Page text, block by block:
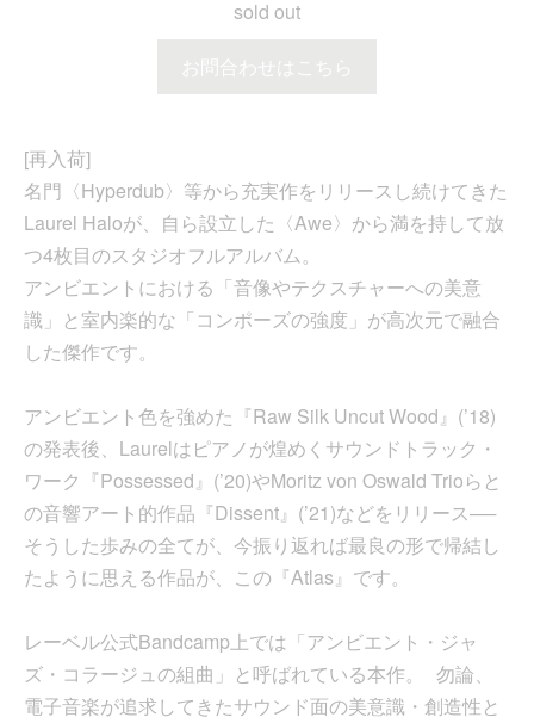
sold out
お問合わせはこちら
[再入荷]
名門〈Hyperdub〉等から充実作をリリースし続けてきた
Laurel Haloが、自ら設立した〈Awe〉から満を持して放
つ4枚目のスタジオフルアルバム。
アンビエントにおける「音像やテクスチャーへの美意
識」と室内楽的な「コンポーズの強度」が高次元で融合
した傑作です。
アンビエント色を強めた『Raw Silk Uncut Wood』(’18)
の発表後、Laurelはピアノが煌めくサウンドトラック・
ワーク『Possessed』(’20)やMoritz von Oswald Trioらと
の音響アート的作品『Dissent』(’21)などをリリース──
そうした歩みの全てが、今振り返れば最良の形で帰結し
たように思える作品が、この『Atlas』です。
レーベル公式Bandcamp上では「アンビエント・ジャ
ズ・コラージュの組曲」と呼ばれている本作。 勿論、
電子音楽が追求してきたサウンド面の美意識・創造性と